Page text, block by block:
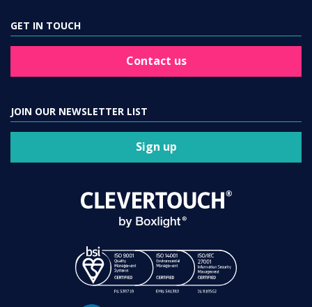
GET IN TOUCH
Contact us
JOIN OUR NEWSLETTER LIST
Sign up